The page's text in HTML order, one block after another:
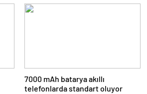
7000 mAh batarya akıllı
telefonlarda standart oluyor